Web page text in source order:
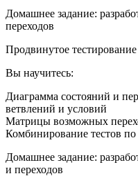
Домашнее задание:
переходов
Продвинутое
Вы научитесь:
Диаграмма состояний и
ветвлений и условий
Матрицы возможных
Комбинирование тестов
Домашнее задание:
и переходов